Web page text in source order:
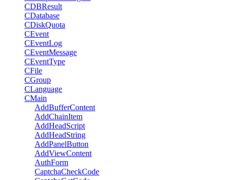
CDBResult
CDatabase
CDiskQuota
CEvent
CEventLog
CEventMessage
CEventType
CFile
CGroup
CLanguage
CMain
AddBufferContent
AddChainItem
AddHeadScript
AddHeadString
AddPanelButton
AddViewContent
AuthForm
CaptchaCheckCode